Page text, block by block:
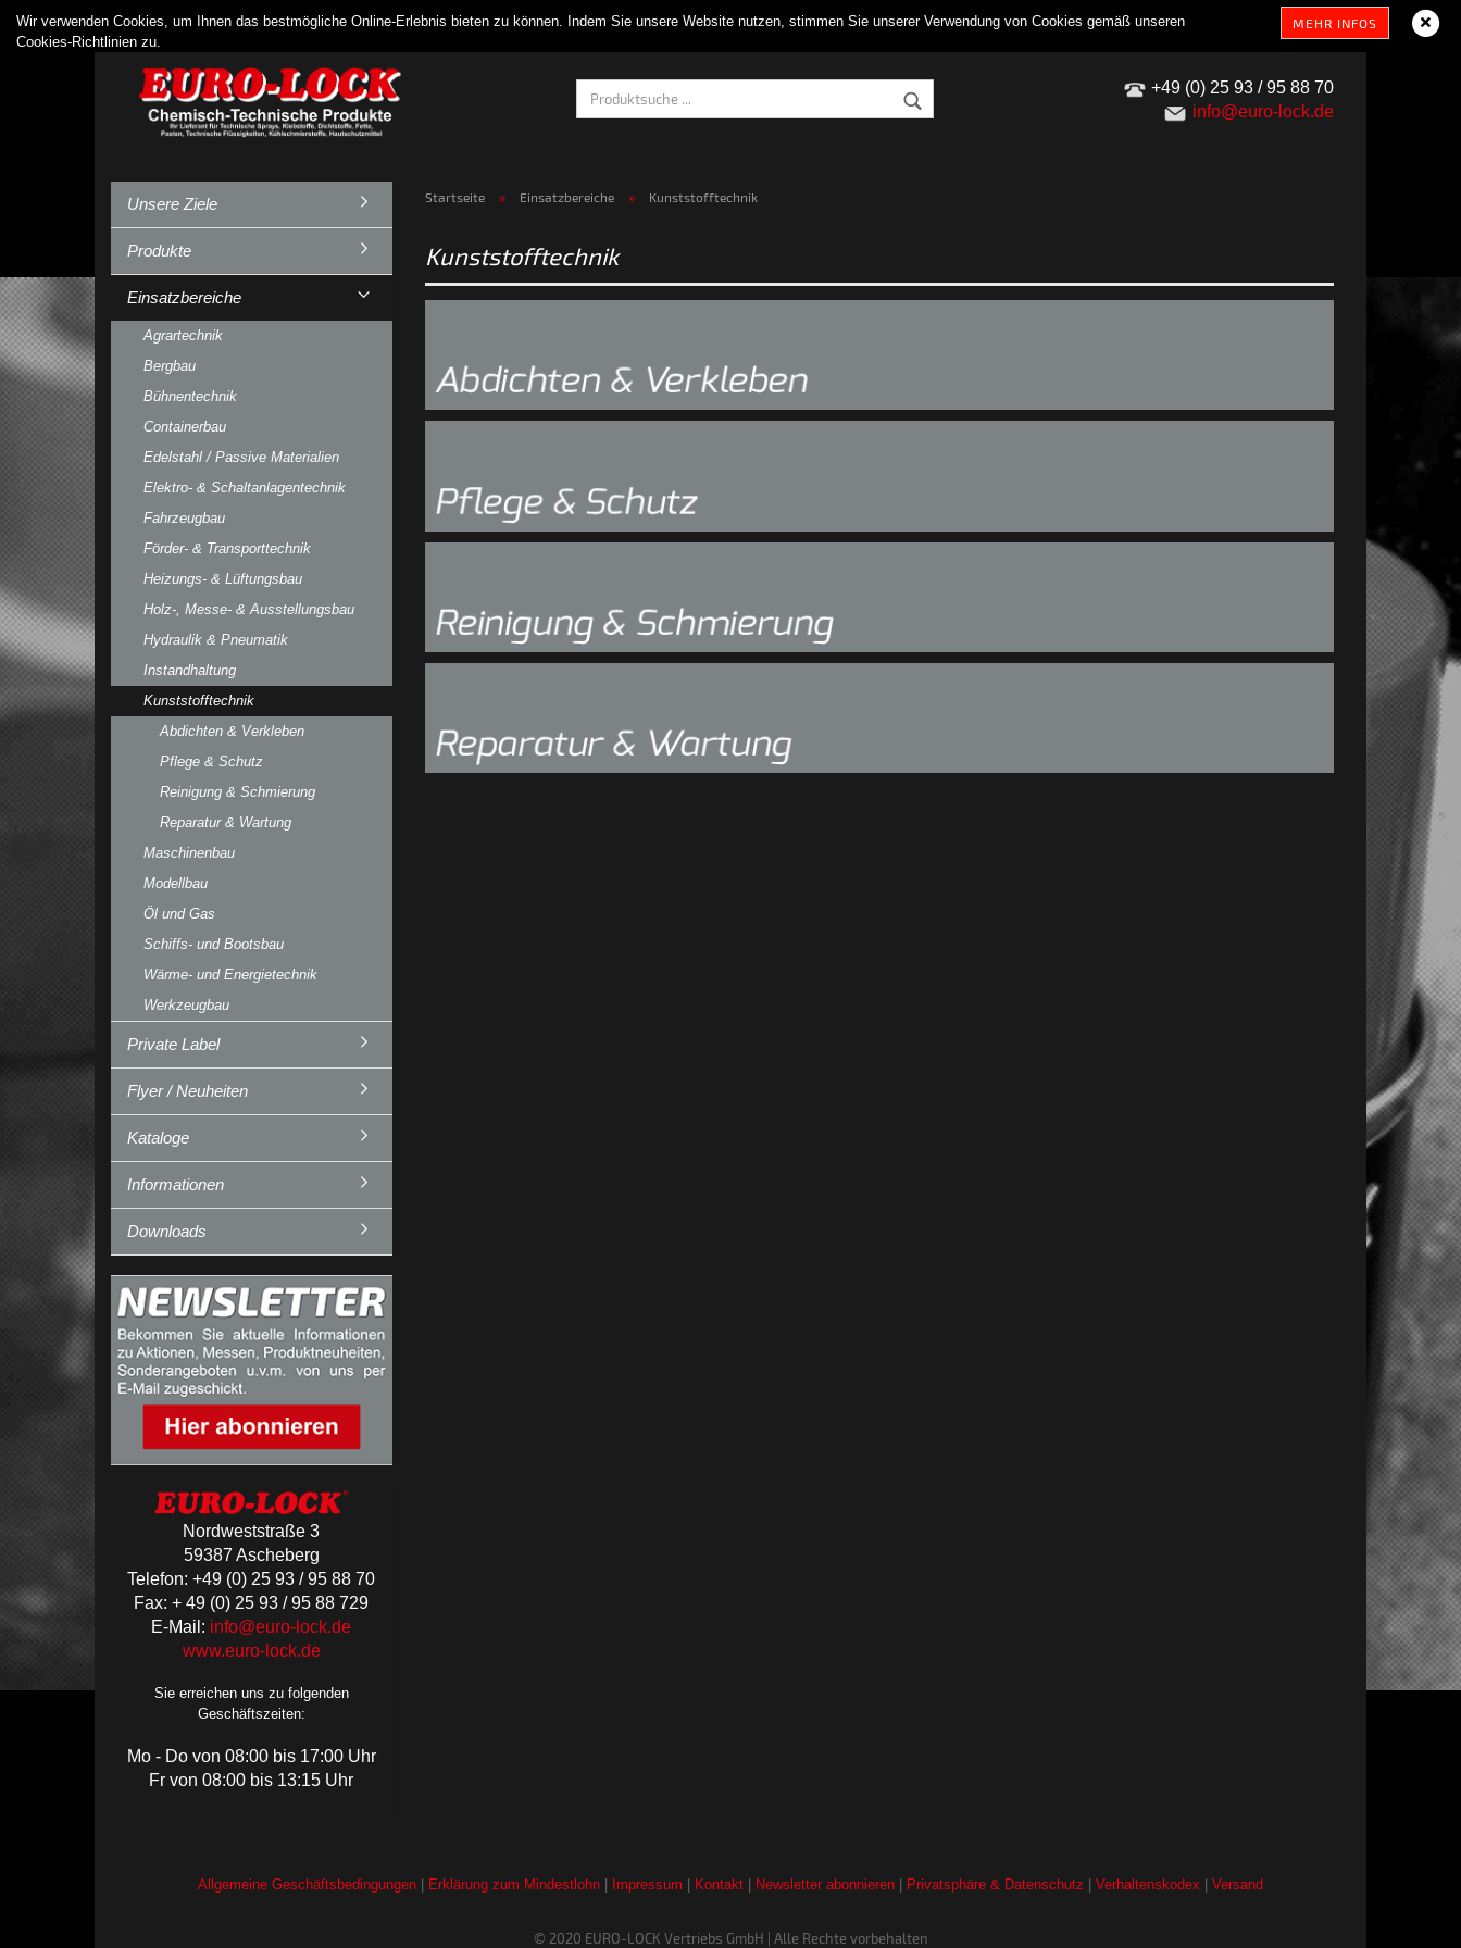
+49 (0) 25 93 / 95 88 70
info@euro-lock.de
Wir verwenden Cookies, um Ihnen das bestmögliche Online-Erlebnis bieten zu können. Indem Sie unsere Website nutzen, stimmen Sie unserer Verwendung von Cookies gemäß unseren
Cookies-Richtlinien zu.
MEHR INFOS
Startseite » Einsatzbereiche » Kunststofftechnik
Kunststofftechnik
Unsere Ziele
Produkte
Einsatzbereiche
Agrartechnik
Bergbau
Bühnentechnik
Containerbau
Edelstahl / Passive Materialien
Elektro- & Schaltanlagentechnik
Fahrzeugbau
Förder- & Transporttechnik
Heizungs- & Lüftungsbau
Holz-, Messe- & Ausstellungsbau
Hydraulik & Pneumatik
Instandhaltung
Kunststofftechnik
Abdichten & Verkleben
Pflege & Schutz
Reinigung & Schmierung
Reparatur & Wartung
Maschinenbau
Modellbau
Öl und Gas
Schiffs- und Bootsbau
Wärme- und Energietechnik
Werkzeugbau
Private Label
Flyer / Neuheiten
Kataloge
Informationen
Downloads
Nordweststraße 3
59387 Ascheberg
Telefon: +49 (0) 25 93 / 95 88 70
Fax: + 49 (0) 25 93 / 95 88 729
E-Mail: info@euro-lock.de
www.euro-lock.de
Sie erreichen uns zu folgenden
Geschäftszeiten:
Mo - Do von 08:00 bis 17:00 Uhr
Fr von 08:00 bis 13:15 Uhr
Allgemeine Geschäftsbedingungen Erklärung zum Mindestlohn Impressum Kontakt Newsletter abonnieren Privatsphäre & Datenschutz Verhaltenskodex Versand
© 2020 EURO-LOCK Vertriebs GmbH | Alle Rechte vorbehalten